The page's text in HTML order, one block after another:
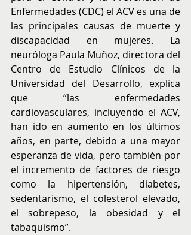
Enfermedades (CDC) el ACV es una de
las principales causas de muerte y
discapacidad en mujeres. La
neuróloga Paula Muñoz, directora del
Centro de Estudio Clínicos de la
Universidad del Desarrollo, explica
que “las enfermedades
cardiovasculares, incluyendo el ACV,
han ido en aumento en los últimos
años, en parte, debido a una mayor
esperanza de vida, pero también por
el incremento de factores de riesgo
como la hipertensión, diabetes,
sedentarismo, el colesterol elevado,
el sobrepeso, la obesidad y el
tabaquismo”.